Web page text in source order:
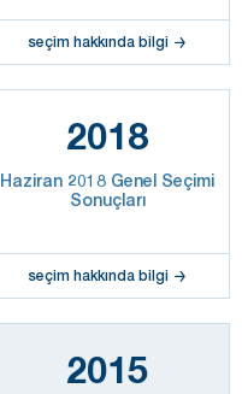
seçim hakkında bilgi
2018
Haziran 2018 Genel Seçimi
Sonuçları
seçim hakkında bilgi
2015